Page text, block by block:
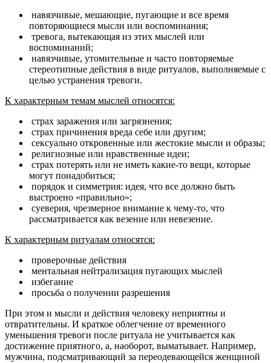
навязчивые, мешающие, пугающие и все время
повторяющиеся мысли или воспоминания;
тревога, вытекающая из этих мыслей или
воспоминаний;
навязчивые, утомительные и часто повторяемые
стереотипные действия в виде ритуалов, выполняемые с
целью устранения тревоги.
К характерным темам мыслей относятся:
страх заражения или загрязнения;
страх причинения вреда себе или другим;
сексуально откровенные или жестокие мысли и образы;
религиозные или нравственные идеи;
страх потерять или не иметь какие-то вещи, которые
могут понадобиться;
порядок и симметрия: идея, что все должно быть
выстроено «правильно»;
суеверия, чрезмерное внимание к чему-то, что
рассматривается как везение или невезение.
К характерным ритуалам относятся:
проверочные действия
ментальная нейтрализация пугающих мыслей
избегание
просьба о получении разрешения
При этом и мысли и действия человеку неприятны и
отвратительны. И краткое облегчение от временного
уменьшения тревоги после ритуала не учитывается как
достижение приятного, а, наоборот, выматывает. Например,
мужчина, подсматривающий за переодевающейся женщиной